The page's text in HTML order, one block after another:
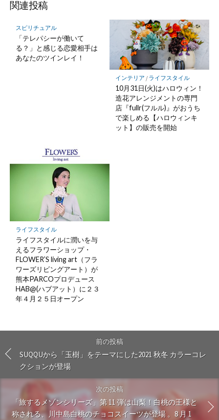
関連投稿
スピリチュアル
「テレパシーが働いて
る？」と感じる恋愛相手は
あなたのツインレイ！
インテリア / ライフスタイル
10月31日(火)はハロウィン！
造花アレンジメントの専門
店『fullr(フルル)』がおうち
で楽しめる【ハロウィンキ
ット】の販売を開始
ライフスタイル
ライフスタイルに潤いを与
えるフラワーショップ・
FLOWER’S living art（フラ
ワーズリビングアート）が
熊本PARCOプロデュース
HAB@(ハブアット）に２３
年４月２５日オープン
前の投稿
SUQQUから「玉樹」をテーマにした2021 秋冬 カラーコレ
クションが登場
次の投稿
「旅するメゾンシリーズ」第 11 弾は山梨！白桃の王様と
称される、川中島白桃のチョコスイーツが登場 。8 月 1